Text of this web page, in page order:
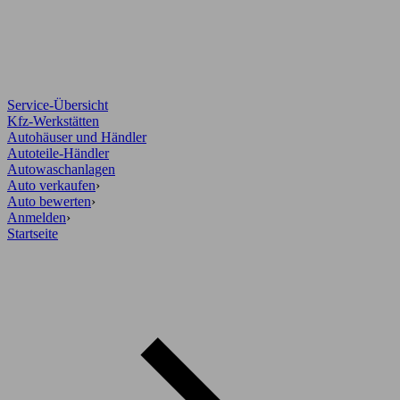
Service-Übersicht
Kfz-Werkstätten
Autohäuser und Händler
Autoteile-Händler
Autowaschanlagen
Auto verkaufen›
Auto bewerten›
Anmelden›
Startseite